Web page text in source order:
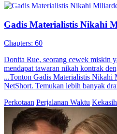
Gadis Materialistis Nikahi
Chapters: 60
Donita Rue, seorang cewek miskin
mendapat tawaran nikah kontrak
...Tonton Gadis Materialistis Nikahi
NetShort. Temukan lebih banyak
Perkotaan Perjalanan Waktu